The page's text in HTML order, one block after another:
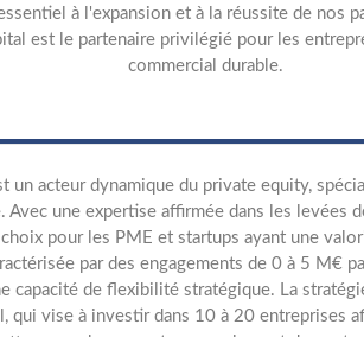
à l'expansion et à la réussite de nos
est le partenaire privilégié pour les
commercial durable.
un acteur dynamique du private equity,
Avec une expertise affirmée dans les
pour les PME et startups ayant une
par des engagements de 0 à 5 M€
capacité de flexibilité stratégique. La
qui vise à investir dans 10 à 20 entreprises